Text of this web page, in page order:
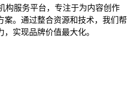
构服务平台，专注于为内容创作
案。通过整合资源和技术，我们帮
实现品牌价值最大化。